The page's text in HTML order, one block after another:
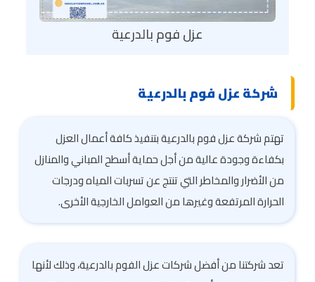
عزل فوم بالدرعية
شركة عزل فوم بالدرعية
تهتم شركة عزل فوم بالدرعية بتنفيذ كافة أعمال العزل
بكفاءة وجودة عالية من أجل حماية أسطح المباني والمنازل
من الأضرار والمخاطر التي تنتج عن تسربات المياه ودرجات
الحرارة المرتفعة وغيرها من العوامل الخارجية الأخرى.
تعد شركتنا من أفضل شركات عزل الفوم بالدرعية، وذلك لأنها